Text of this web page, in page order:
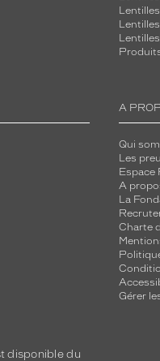
A
Qui
Les
Espace
A
La
Charte
Gérer
disponible du